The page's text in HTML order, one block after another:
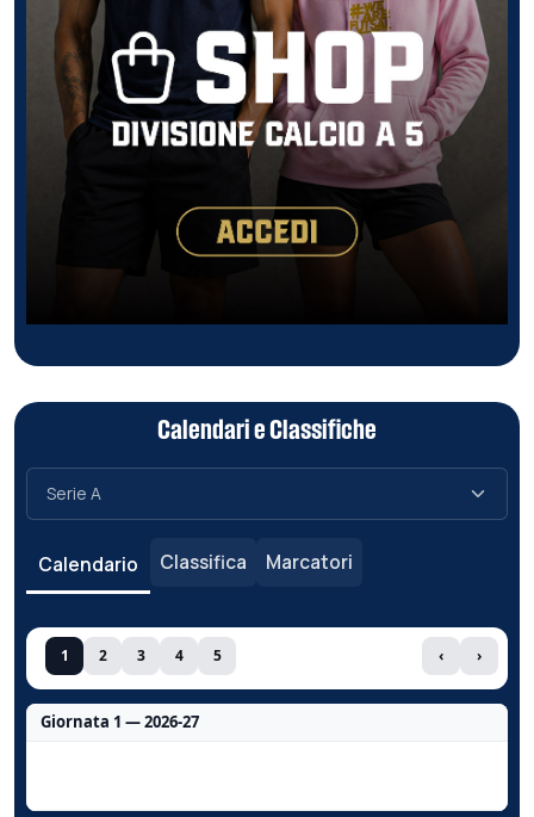
Calendari e Classifiche
Calendario Classifica Marcatori
1 2 3 4 5 ‹ ›
Giornata 1 — 2026-27